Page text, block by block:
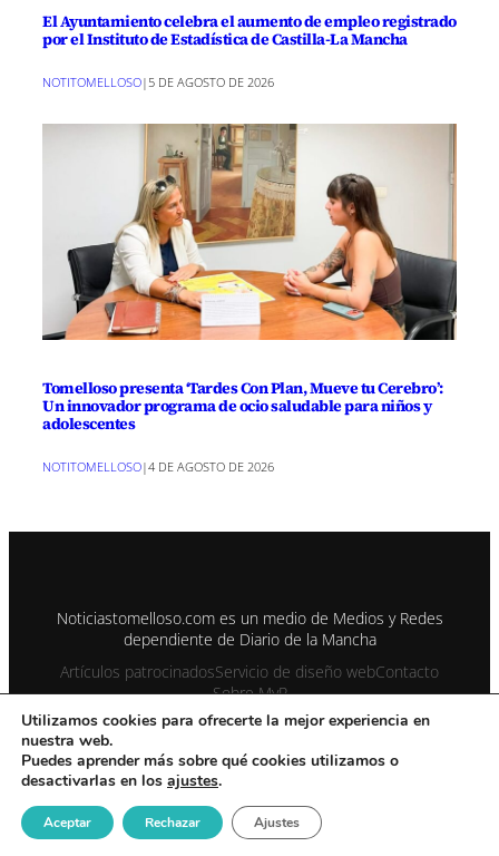
El Ayuntamiento celebra el aumento de empleo registrado
por el Instituto de Estadística de Castilla-La Mancha
NOTITOMELLOSO| 5 DE AGOSTO DE 2026
Tomelloso presenta ‘Tardes Con Plan, Mueve tu Cerebro’:
Un innovador programa de ocio saludable para niños y
adolescentes
NOTITOMELLOSO|4 DE AGOSTO DE 2026
Noticiastomelloso.com es un medio de Medios y Redes
dependiente de Diario de la Mancha
Artículos patrocinadosServicio de diseño webContacto
Sobre MyR
© 1995-2026 Color Vivo Internet. Otros contenidos se cita fuente.
Aviso LegalContactoEnviar notas prensa
Publicidad SitemapNoticiastomelloso con registro ISSN 2990-2126
Utilizamos cookies para ofrecerte la mejor experiencia en
nuestra web.
Puedes aprender más sobre qué cookies utilizamos o
desactivarlas en los ajustes.
Aceptar Rechazar Ajustes